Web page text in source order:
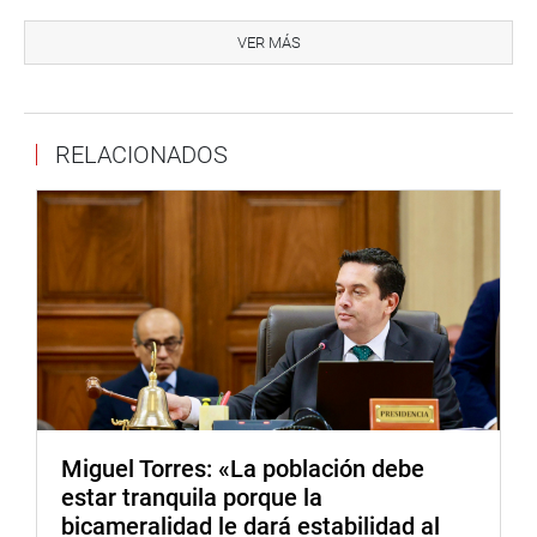
proyectos de ley; y, para ello, es necesario: uno,
integrarlas; dos, ya se aprobó por el Pleno la ley que
estas iniciativas sean actualizadas”.
“Un tema adicional”, indicó, “y quizá sea un tema
sector. Y seguramente allí se van a presentar muchas
situaciones concretas que alguien debe resolver, porque
evidentemente la norma nunca va a ser perfecta. Y la
realidad es muy dinámica”.
Finalizó esta parte de su alocución con el ofrecimiento de
colaborar con el equipo de asesores para elaborar,
propuestas: integral, con la norma aprobada la semana
pasada, que derogue la ley anterior y que se obtenga un
VER MÁS
RELACIONADOS
Miguel Torres: «La población debe
estar tranquila porque la
bicameralidad le dará estabilidad al